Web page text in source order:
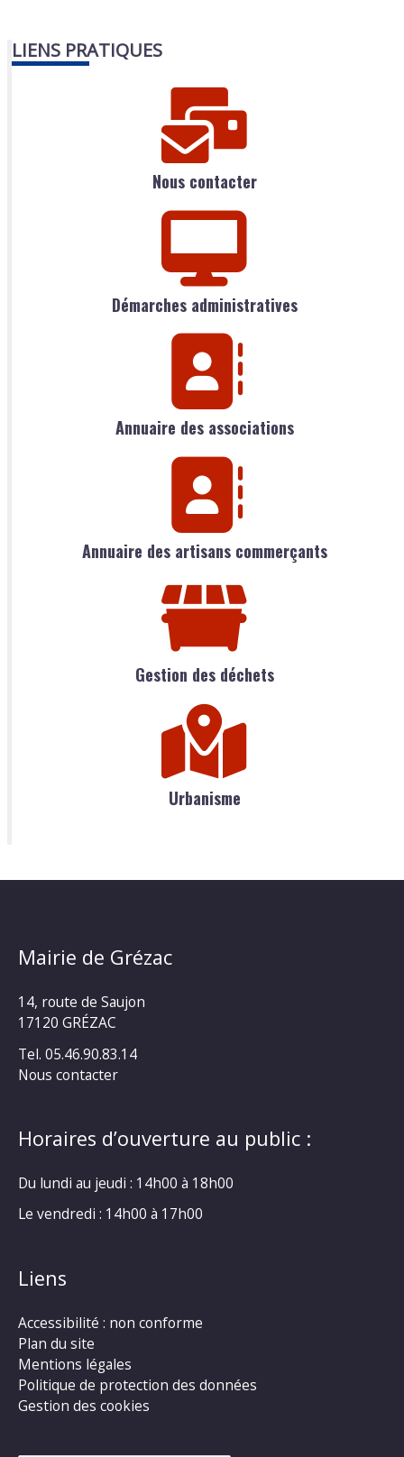
LIENS PRATIQUES
Nous contacter
Démarches administratives
Annuaire des associations
Annuaire des artisans commerçants
Gestion des déchets
Urbanisme
Mairie de Grézac
14, route de Saujon
17120 GRÉZAC
Tel. 05.46.90.83.14
Nous contacter
Horaires d’ouverture au public :
Du lundi au jeudi : 14h00 à 18h00
Le vendredi : 14h00 à 17h00
Liens
Accessibilité : non conforme
Plan du site
Mentions légales
Politique de protection des données
Gestion des cookies